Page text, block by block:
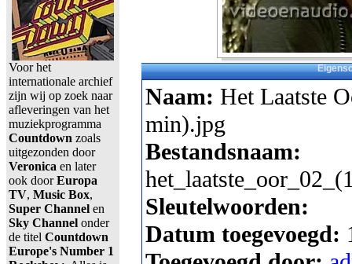
Voor het
internationale archief
zijn wij op zoek naar
afleveringen van het
muziekprogramma
Countdown zoals
uitgezonden door
Veronica en later
ook doorEuropa
TV, Music Box,
Super Channel en
Sky Channel onder
de titel Countdown
Europe's Number 1
Naam: Het Laatste
min).jpg
Bestandsnaam:
Sleutelwoorden:
Datum toegevoegd: